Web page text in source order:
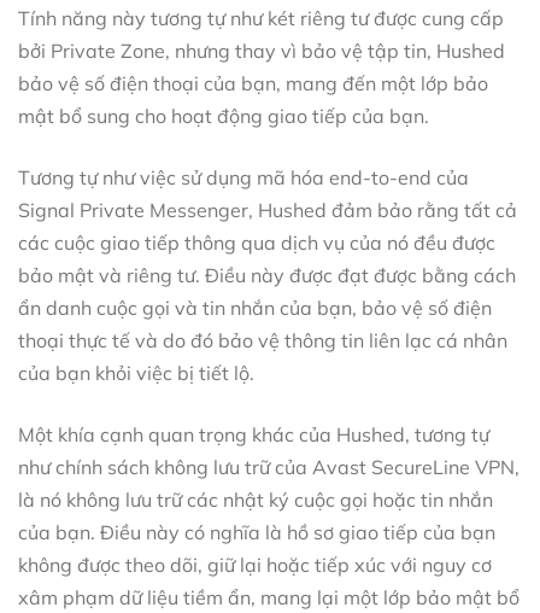
Tính năng này tương tự như két riêng tư được cung cấp
bởi Private Zone, nhưng thay vì bảo vệ tập tin, Hushed
bảo vệ số điện thoại của bạn, mang đến một lớp bảo
mật bổ sung cho hoạt động giao tiếp của bạn.
Tương tự như việc sử dụng mã hóa end-to-end của
Signal Private Messenger, Hushed đảm bảo rằng tất cả
các cuộc giao tiếp thông qua dịch vụ của nó đều được
bảo mật và riêng tư. Điều này được đạt được bằng cách
ẩn danh cuộc gọi và tin nhắn của bạn, bảo vệ số điện
thoại thực tế và do đó bảo vệ thông tin liên lạc cá nhân
của bạn khỏi việc bị tiết lộ.
Một khía cạnh quan trọng khác của Hushed, tương tự
như chính sách không lưu trữ của Avast SecureLine VPN,
là nó không lưu trữ các nhật ký cuộc gọi hoặc tin nhắn
của bạn. Điều này có nghĩa là hồ sơ giao tiếp của bạn
không được theo dõi, giữ lại hoặc tiếp xúc với nguy cơ
xâm phạm dữ liệu tiềm ẩn, mang lại một lớp bảo mật bổ